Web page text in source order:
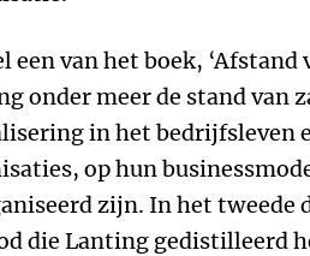
een van het boek,
onder meer de stand van
in het bedrijfsleven
op hun
zijn. In het tweede
die Lanting gedistilleerd